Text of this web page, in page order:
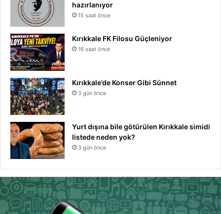
hazırlanıyor
15 saat önce
Kırıkkale FK Filosu Güçleniyor
16 saat önce
Kırıkkale’de Konser Gibi Sünnet
3 gün önce
Yurt dışına bile götürülen Kırıkkale simidi
listede neden yok?
3 gün önce